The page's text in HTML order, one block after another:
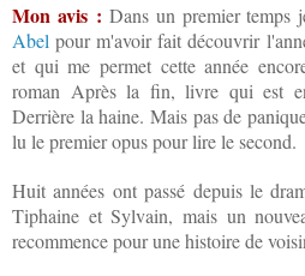
Mon avis : Dans un premier temps
Abel pour m'avoir fait découvrir
et qui me permet cette année
roman Après la fin, livre qui est
Derrière la haine. Mais pas de
lu le premier opus pour lire le second.
Huit années ont passé depuis le
Tiphaine et Sylvain, mais un
recommence pour une histoire de